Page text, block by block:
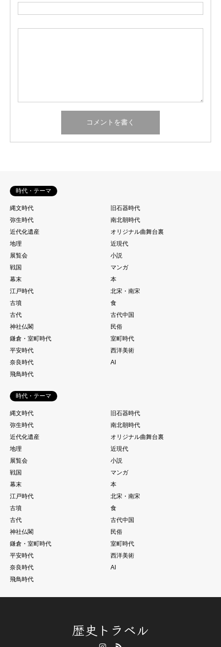
時代・テーマ
縄文時代
旧石器時代
弥生時代
南北朝時代
近代化遺産
オリジナル曲舞台裏
地理
近現代
展覧会
小説
戦国
マンガ
幕末
本
江戸時代
北宋・南宋
古墳
食
古代
古代中国
神社仏閣
民俗
鎌倉・室町時代
室町時代
平安時代
西洋美術
奈良時代
AI
飛鳥時代
時代・テーマ
縄文時代
旧石器時代
弥生時代
南北朝時代
近代化遺産
オリジナル曲舞台裏
地理
近現代
展覧会
小説
戦国
マンガ
幕末
本
江戸時代
北宋・南宋
古墳
食
古代
古代中国
神社仏閣
民俗
鎌倉・室町時代
室町時代
平安時代
西洋美術
奈良時代
AI
飛鳥時代
歴史トラベル